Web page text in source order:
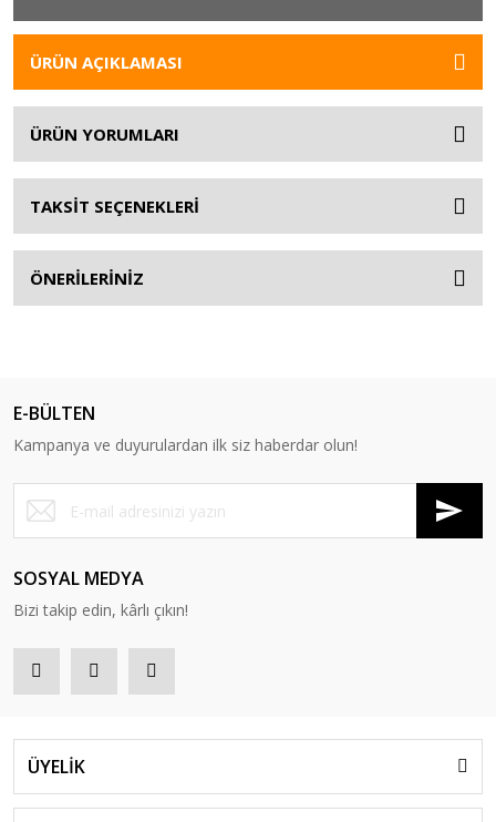
ÜRÜN AÇIKLAMASI
ÜRÜN YORUMLARI
TAKSİT SEÇENEKLERİ
ÖNERİLERİNİZ
E-BÜLTEN
Kampanya ve duyurulardan ilk siz haberdar olun!
SOSYAL MEDYA
Bizi takip edin, kârlı çıkın!
ÜYELİK